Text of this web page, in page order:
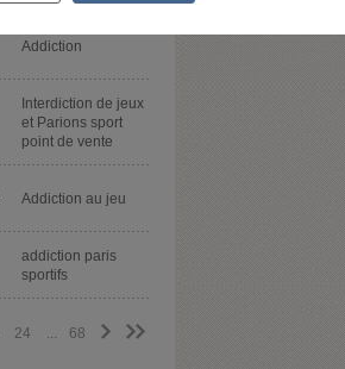
Addiction
Interdiction de jeux
et Parions sport
point de vente
Addiction au jeu
addiction paris
sportifs
24 ... 68 > >>